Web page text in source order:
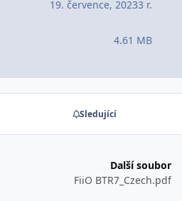
19. července, 20233 r.
4.61 MB
Sledující
Další soubor
FiiO BTR7_Czech.pdf